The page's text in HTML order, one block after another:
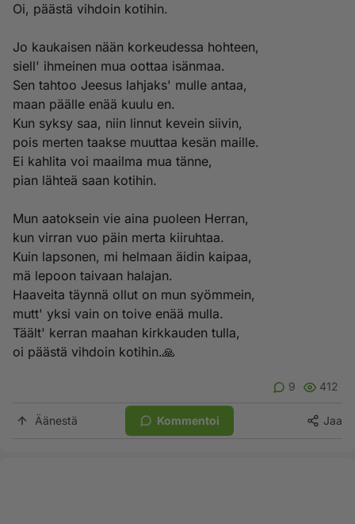
Oi, päästä vihdoin kotihin.
Jo kaukaisen nään korkeudessa hohteen,
siell' ihmeinen mua oottaa isänmaa.
Sen tahtoo Jeesus lahjaks' mulle antaa,
maan päälle enää kuulu en.
Kun syksy saa, niin linnut kevein siivin,
pois merten taakse muuttaa kesän maille.
Ei kahlita voi maailma mua tänne,
pian lähteä saan kotihin.
Mun aatoksein vie aina puoleen Herran,
kun virran vuo päin merta kiiruhtaa.
Kuin lapsonen, mi helmaan äidin kaipaa,
mä lepoon taivaan halajan.
Haaveita täynnä ollut on mun syömmein,
mutt' yksi vain on toive enää mulla.
Täält' kerran maahan kirkkauden tulla,
oi päästä vihdoin kotihin.🙏
9 412
Äänestä Kommentoi Jaa